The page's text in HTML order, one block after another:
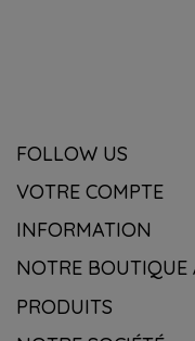
FOLLOW US
VOTRE COMPTE
INFORMATION
NOTRE BOUTIQUE
PRODUITS